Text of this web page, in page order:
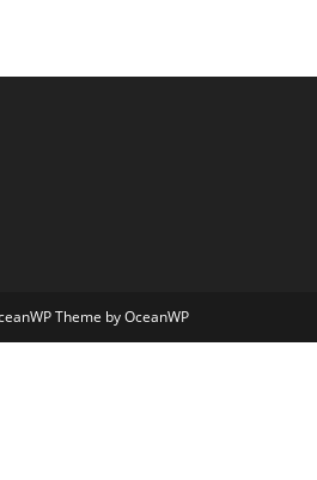
Theme by OceanWP